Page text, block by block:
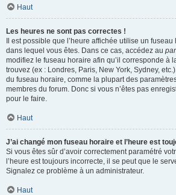
Haut
Les heures ne sont pas correctes !
Il est possible que l’heure affichée utilise un
dans lequel vous êtes. Dans ce cas, accédez au
modifiez le fuseau horaire afin qu’il corresponde à
trouvez (ex : Londres, Paris, New York, Sydney,
du fuseau horaire, comme la plupart des
membres du forum. Donc si vous n’êtes pas
pour le faire.
Haut
J’ai changé mon fuseau horaire et l’heure est
Si vous êtes sûr d’avoir correctement paramétré
l’heure est toujours incorrecte, il se peut que le
Signalez ce problème à un administrateur.
Haut